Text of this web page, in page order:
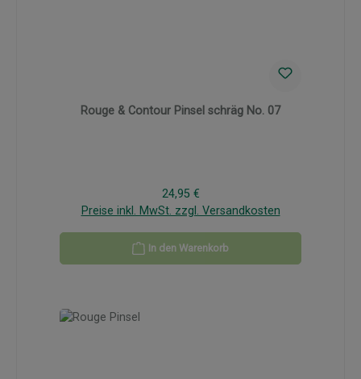
Rouge & Contour Pinsel schräg No. 07
Regulärer Preis:
24,95 €
Preise inkl. MwSt. zzgl. Versandkosten
In den Warenkorb